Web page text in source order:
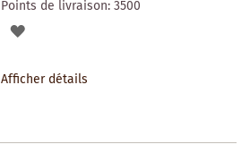
Points de livraison:3500
AJOUTER
Afficher détails